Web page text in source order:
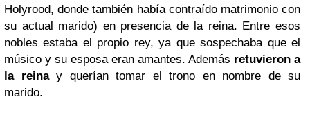
Holyrood, donde también había contraído matrimonio con
su actual marido) en presencia de la reina. Entre esos
nobles estaba el propio rey, ya que sospechaba que el
músico y su esposa eran amantes. Además retuvieron a
la reinay querían tomar el trono en nombre de su
marido.